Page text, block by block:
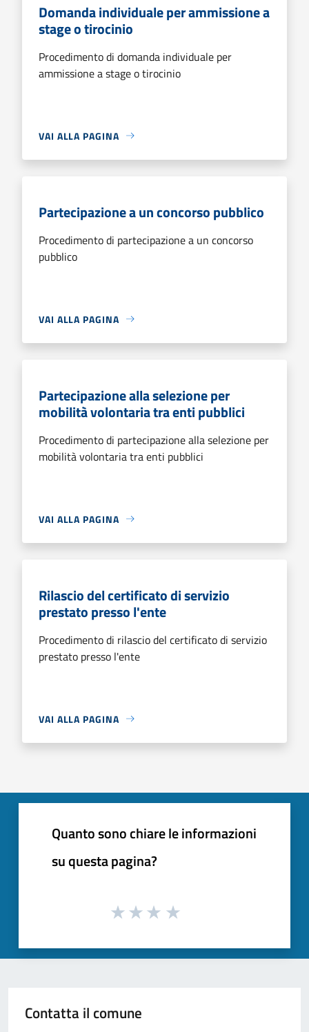
Domanda individuale per ammissione a
stage o tirocinio
Procedimento di domanda individuale per
ammissione a stage o tirocinio
VAI ALLA PAGINA
Partecipazione a un concorso pubblico
Procedimento di partecipazione a un concorso
pubblico
VAI ALLA PAGINA
Partecipazione alla selezione per
mobilità volontaria tra enti pubblici
Procedimento di partecipazione alla selezione per
mobilità volontaria tra enti pubblici
VAI ALLA PAGINA
Rilascio del certificato di servizio
prestato presso l'ente
Procedimento di rilascio del certificato di servizio
prestato presso l'ente
VAI ALLA PAGINA
Quanto sono chiare le informazioni
su questa pagina?
Contatta il comune